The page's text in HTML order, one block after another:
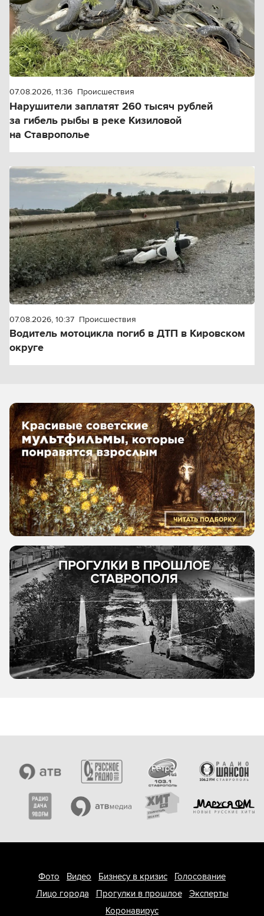
07.08.2026, 11:36 Происшествия
Нарушители заплатят 260 тысяч рублей
за гибель рыбы в реке Кизиловой
на Ставрополье
07.08.2026, 10:37 Происшествия
Водитель мотоцикла погиб в ДТП в Кировском
округе
Фото Видео Бизнесу в кризис
Голосование
Лицо города
Прогулки в прошлое
Эксперты
Коронавирус